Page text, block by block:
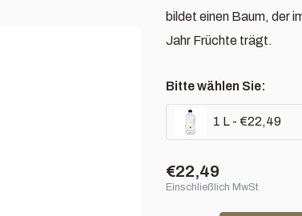
bildet einen Baum, der
Jahr Früchte trägt.
Bitte wählen Sie:
1 L - €22,49
€22,49
Einschließlich MwSt